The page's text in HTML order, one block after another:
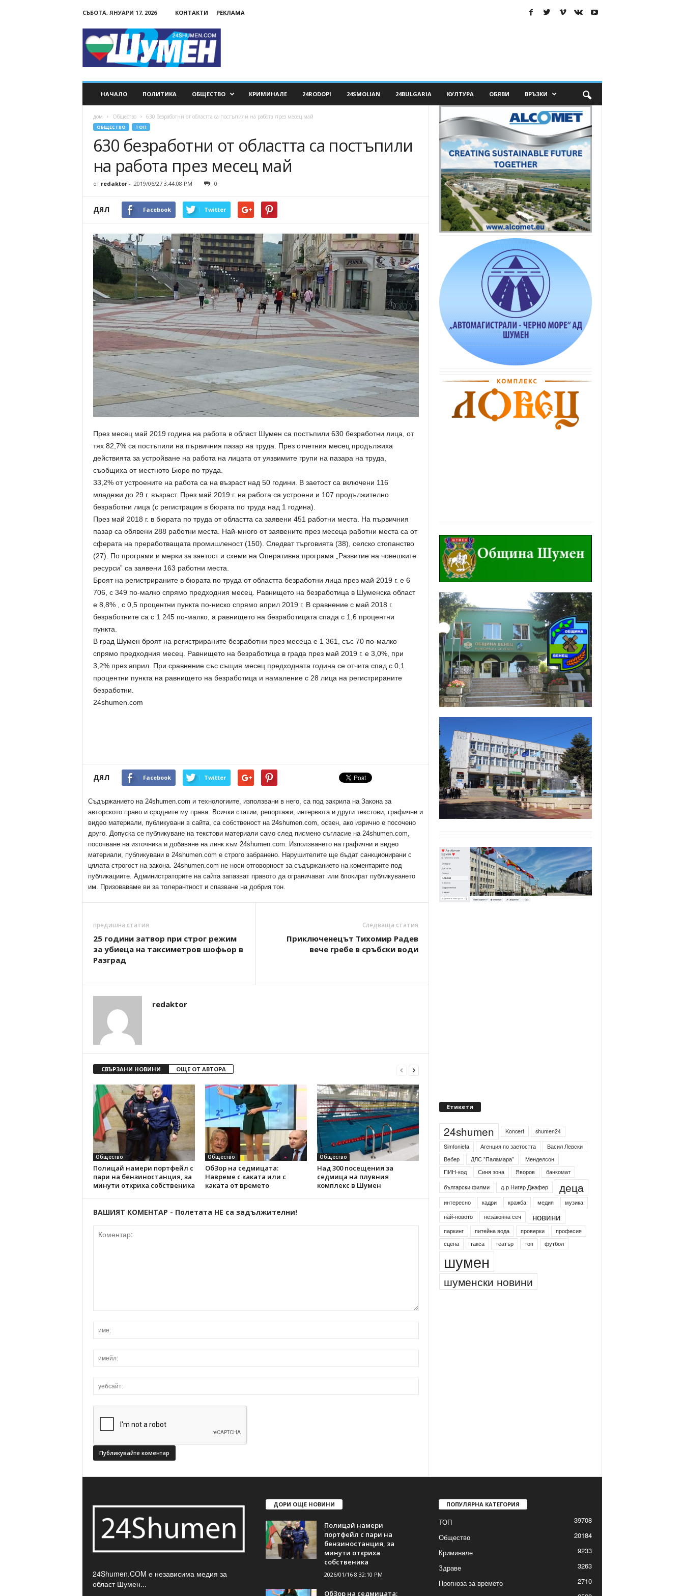
СЪБОТА, ЯНУАРИ 17, 2026 КОНТАКТИ РЕКЛАМА
НАЧАЛО ПОЛИТИКА ОБЩЕСТВО КРИМИНАЛЕ 24RODOPI 24SMOLIAN 24BULGARIA КУЛТУРА ОБЯВИ ВРЪЗКИ
дом Общество 630 безработни от областта са постъпили на работа през месец май
ОБЩЕСТВО ТОП
630 безработни от областта са постъпили
на работа през месец май
от redaktor- 2019/06/27 3:44:08 PM 0
ДЯЛ Facebook Twitter
През месец май 2019 година на работа в област Шумен са постъпили 630 безработни лица, от
тях 82,7% са постъпили на първичния пазар на труда. През отчетния месец продължиха
действията за устройване на работа на лицата от уязвимите групи на пазара на труда,
съобщиха от местното Бюро по труда.
33,2% от устроените на работа са на възраст над 50 години. В заетост са включени 116
младежи до 29 г. възраст. През май 2019 г. на работа са устроени и 107 продължително
безработни лица (с регистрация в бюрата по труда над 1 година).
През май 2018 г. в бюрата по труда от областта са заявени 451 работни места. На първичния
пазар са обявени 288 работни места. Най-много от заявените през месеца работни места са от
сферата на преработващата промишленост (150). Следват търговията (38), селско стопанство
(27). По програми и мерки за заетост и схеми на Оперативна програма „Развитие на човешките
ресурси” са заявени 163 работни места.
Броят на регистрираните в бюрата по труда от областта безработни лица през май 2019 г. е 6
706, с 349 по-малко спрямо предходния месец. Равнището на безработица в Шуменска област
е 8,8% , с 0,5 процентни пункта по-ниско спрямо април 2019 г. В сравнение с май 2018 г.
безработните са с 1 245 по-малко, а равнището на безработицата спада с 1,6 процентни
пункта.
В град Шумен броят на регистрираните безработни през месеца е 1 361, със 70 по-малко
спрямо предходния месец. Равнището на безработица в града през май 2019 г. е 3,0%, при
3,2% през април. При сравнение със същия месец предходната година се отчита спад с 0,1
процентни пункта на равнището на безработица и намаление с 28 лица на регистрираните
безработни.
24shumen.com
ДЯЛ Facebook Twitter
Съдържанието на 24shumen.com и технологиите, използвани в него, са под закрила на Закона за
авторското право и сродните му права. Всички статии, репортажи, интервюта и други текстови, графични и
видео материали, публикувани в сайта, са собственост на 24shumen.com, освен, ако изрично е посочено
друго. Допуска се публикуване на текстови материали само след писмено съгласие на 24shumen.com,
посочване на източника и добавяне на линк към 24shumen.com. Използването на графични и видео
материали, публикувани в 24shumen.com е строго забранено. Нарушителите ще бъдат санкционирани с
цялата строгост на закона. 24shumen.com не носи отговорност за съдържанието на коментарите под
публикациите. Администраторите на сайта запазват правото да ограничават или блокират публикуването
им. Призоваваме ви за толерантност и спазване на добрия тон.
предишна статия
25 години затвор при строг режим
за убиеца на таксиметров шофьор в
Разград
Следваща статия
Приключенецът Тихомир Радев
вече гребе в сръбски води
redaktor
СВЪРЗАНИ НОВИНИ ОЩЕ ОТ АВТОРА
Общество
Полицай намери портфейл с
пари на бензиностанция, за
минути откриха собственика
Общество
ОбЗор на седмицата:
Навреме с каката или с
каката от времето
Общество
Над 300 посещения за
седмица на плувния
комплекс в Шумен
ВАШИЯТ КОМЕНТАР - Полетата НЕ са задължителни!
Етикети
24shumen Koncert
shumen24
Simfonieta
Агенция по заетостта
Васил Левски
Вебер
ДЛС "Паламара"
Менделсон
ПИН-код
Синя зона Яворов
банкомат
български филми
д-р Нигяр Джафер деца
интересно кадри кражба медия
музика
най-новото
незаконна сеч новини
паркинг питейна вода проверки
професия
сцена
такса театър топ футбол
шумен
шуменски новини
24Shumen.COM е независима медия за
област Шумен...
ДОРИ ОЩЕ НОВИНИ
Полицай намери
портфейл с пари на
бензиностанция, за
минути откриха
собственика
2026/01/16 8:32:10 PM
ОбЗор на седмицата:
ПОПУЛЯРНА КАТЕГОРИЯ
ТОП
39708
Общество
20184
Криминале
9233
Здраве
3263
Прогноза за времето
2710